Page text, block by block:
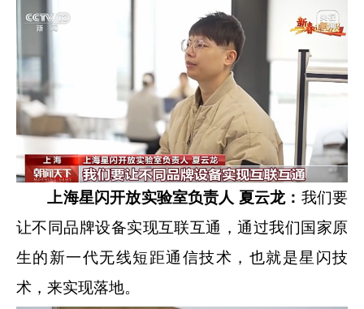
上海星闪开放实验室负责人 夏云龙： 我们要
让不同品牌设备实现互联互通，通过我们国家原
生的新一代无线短距通信技术，也就是星闪技
术，来实现落地。